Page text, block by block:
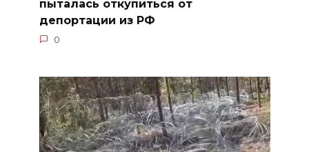
пыталась откупиться от
депортации из РФ
0